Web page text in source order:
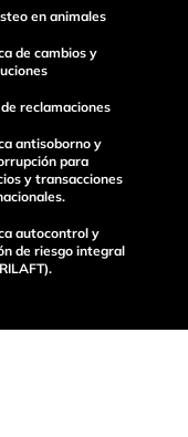
en animales
de cambios y
reclamaciones
antisoborno y
para
y transacciones
autocontrol y
de riesgo integral